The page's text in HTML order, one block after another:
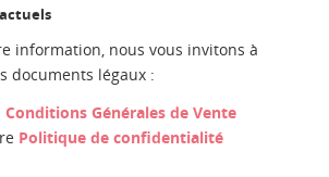
information, nous vous invitons à
documents légaux :
Conditions Générales de Vente
Politique de confidentialité